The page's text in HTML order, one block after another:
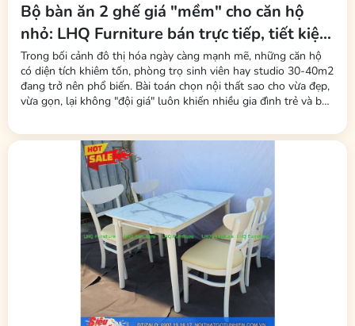
Bộ bàn ăn 2 ghế giá "mềm" cho căn hộ
nhỏ: LHQ Furniture bán trực tiếp, tiết kiệm
tối đa phí trung gian
Trong bối cảnh đô thị hóa ngày càng mạnh mẽ, những căn hộ
có diện tích khiêm tốn, phòng trọ sinh viên hay studio 30-40m2
đang trở nên phổ biến. Bài toán chọn nội thất sao cho vừa đẹp,
vừa gọn, lại không "đội giá" luôn khiến nhiều gia đình trẻ và bạn
Cao Su) đã tung ra thị trường dòng sản phẩm bộ bàn ăn 2 ghế